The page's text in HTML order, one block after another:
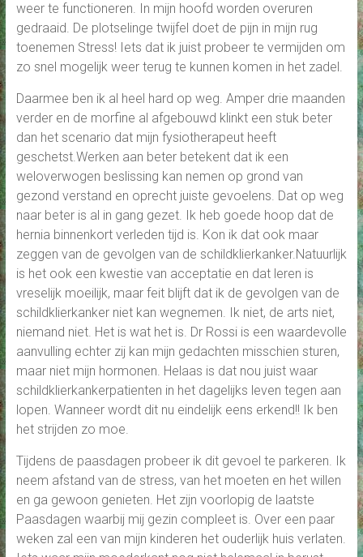
weer te functioneren. In mijn hoofd worden overuren
gedraaid. De plotselinge twijfel doet de pijn in mijn rug
toenemen Stress! Iets dat ik juist probeer te vermijden om
zo snel mogelijk weer terug te kunnen komen in het zadel.
Daarmee ben ik al heel hard op weg. Amper drie maanden
verder en de morfine al afgebouwd klinkt een stuk beter
dan het scenario dat mijn fysiotherapeut heeft
geschetst.Werken aan beter betekent dat ik een
weloverwogen beslissing kan nemen op grond van
gezond verstand en oprecht juiste gevoelens. Dat op weg
naar beter is al in gang gezet. Ik heb goede hoop dat de
hernia binnenkort verleden tijd is. Kon ik dat ook maar
zeggen van de gevolgen van de schildklierkanker.Natuurlijk
is het ook een kwestie van acceptatie en dat leren is
vreselijk moeilijk, maar feit blijft dat ik de gevolgen van de
schildklierkanker niet kan wegnemen. Ik niet, de arts niet,
niemand niet. Het is wat het is. Dr Rossi is een waardevolle
aanvulling echter zij kan mijn gedachten misschien sturen,
maar niet mijn hormonen. Helaas is dat nou juist waar
schildklierkankerpatienten in het dagelijks leven tegen aan
lopen. Wanneer wordt dit nu eindelijk eens erkend!! Ik ben
het strijden zo moe.
Tijdens de paasdagen probeer ik dit gevoel te parkeren. Ik
neem afstand van de stress, van het moeten en het willen
en ga gewoon genieten. Het zijn voorlopig de laatste
Paasdagen waarbij mij gezin compleet is. Over een paar
weken zal een van mijn kinderen het ouderlijk huis verlaten.